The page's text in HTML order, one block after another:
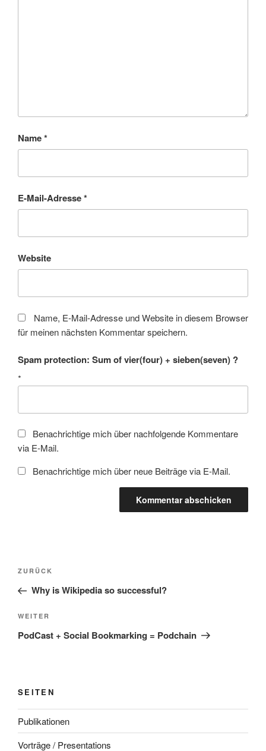
Name*
E-Mail-Adresse*
Website
Name, E-Mail-Adresse und Website in diesem Browser
für meinen nächsten Kommentar speichern.
Spam protection: Sum of vier(four) + sieben(seven) ?
*
Benachrichtige mich über nachfolgende Kommentare
via E-Mail.
Benachrichtige mich über neue Beiträge via E-Mail.
Beitragsnavigation
Vorheriger
Beitrag
ZURÜCK
Why is Wikipedia so successful?
Nächster
Beitrag
WEITER
PodCast + Social Bookmarking = Podchain
SEITEN
Publikationen
Vorträge / Presentations